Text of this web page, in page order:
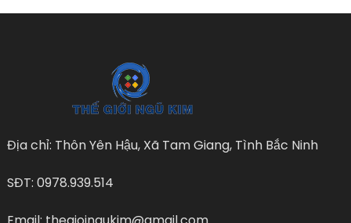
Địa chỉ: Thôn Yên Hậu, Xã Tam Giang, Tình Bắc Ninh
SĐT: 0978.939.514